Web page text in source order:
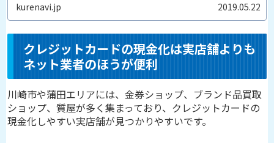
kurenavi.jp 2019.05.22
クレジットカードの現金化は実店舗よりも
ネット業者のほうが便利
川崎市や蒲田エリアには、金券ショップ、ブランド品買取
ショップ、質屋が多く集まっており、クレジットカードの
現金化しやすい実店舗が見つかりやすいです。